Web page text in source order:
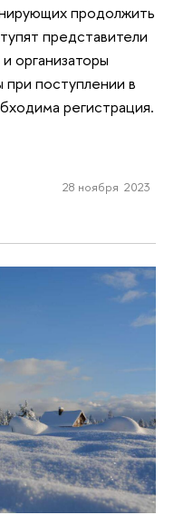
продолжить
представители
при поступлении в
регистрация.
28 ноября 2023